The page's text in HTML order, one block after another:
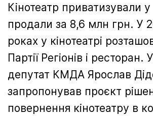
Кінотеатр приватизували
продали за 8,6 млн грн. У
роках у кінотеатрі
Партії Регіонів і
депутат КМДА Ярослав
запропонував проєкт
повернення кінотеатру в